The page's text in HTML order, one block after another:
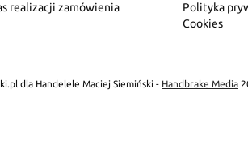
realizacji zamówienia
Polityka
Cookies
dla Handelele Maciej Siemiński - Handbrake Media